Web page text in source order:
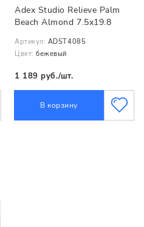
Adex Studio Relieve Palm
Beach Almond 7.5x19.8
Артикул: ADST4085
Цвет: бежевый
1 189 руб./шт.
В корзину